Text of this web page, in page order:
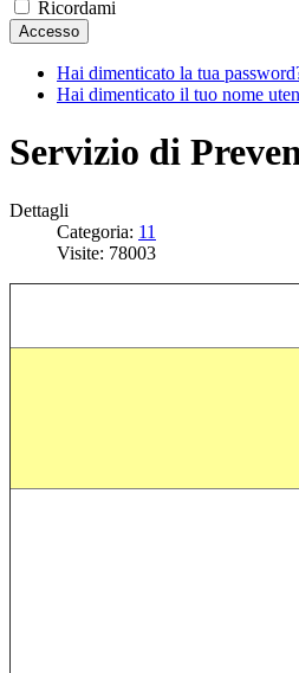
Ricordami
Accesso
Hai dimenticato la tua
Hai dimenticato il tuo nome
Servizio di
Dettagli
Categoria: 11
Visite: 78003